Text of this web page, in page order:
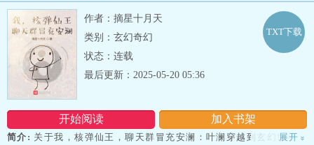
作者：摘星十月天
类别：玄幻奇幻
状态：连载
开始阅读 加入书架
TXT下载
最后更新：2025-05-20 05:36
简介: 关于我，核弹仙王，聊天群冒充安澜：叶澜穿越到玄幻世界，
展开 »